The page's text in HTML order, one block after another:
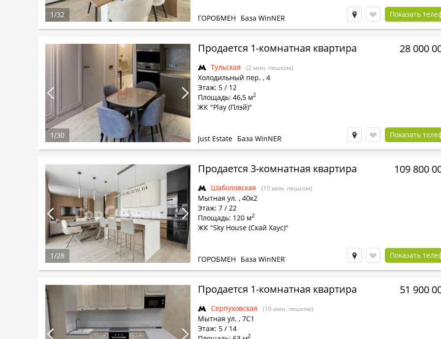
ГОРОБМЕН База WinNER Показать
1/32
Продается 1-комнатная квартира
Тульская (2 мин. пешком)
Холодильный пер. , 4
Этаж: 5 / 12
Площадь: 46,5 м2
ЖК "Play (Плэй)"
28 000
Just Estate База WinNER Показать
1/30
Продается 3-комнатная квартира
Шаболовская (15 мин. пешком)
Мытная ул. , 40к2
Этаж: 7 / 22
Площадь: 120 м2
ЖК "Sky House (Скай Хаус)"
109 800
ГОРОБМЕН База WinNER Показать
1/28
Продается 1-комнатная квартира
Серпуховская (10 мин. пешком)
Мытная ул. , 7С1
Этаж: 5 / 14
2
51 900